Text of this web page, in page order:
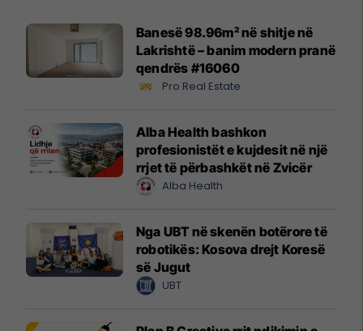
Banesë 98.96m² në shitje në
Lakrishtë – banim modern pranë
qendrës #16060
Pro Real Estate
Alba Health bashkon
profesionistët e kujdesit në një
rrjet të përbashkët në Zvicër
Alba Health
Nga UBT në skenën botërore të
robotikës: Kosova drejt Koresë
së Jugut
UBT